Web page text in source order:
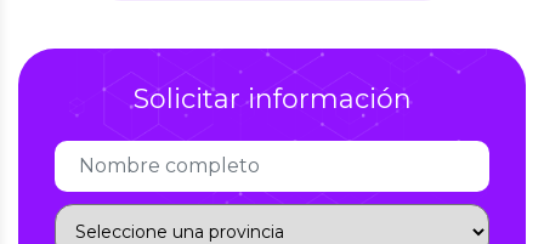
Solicitar información